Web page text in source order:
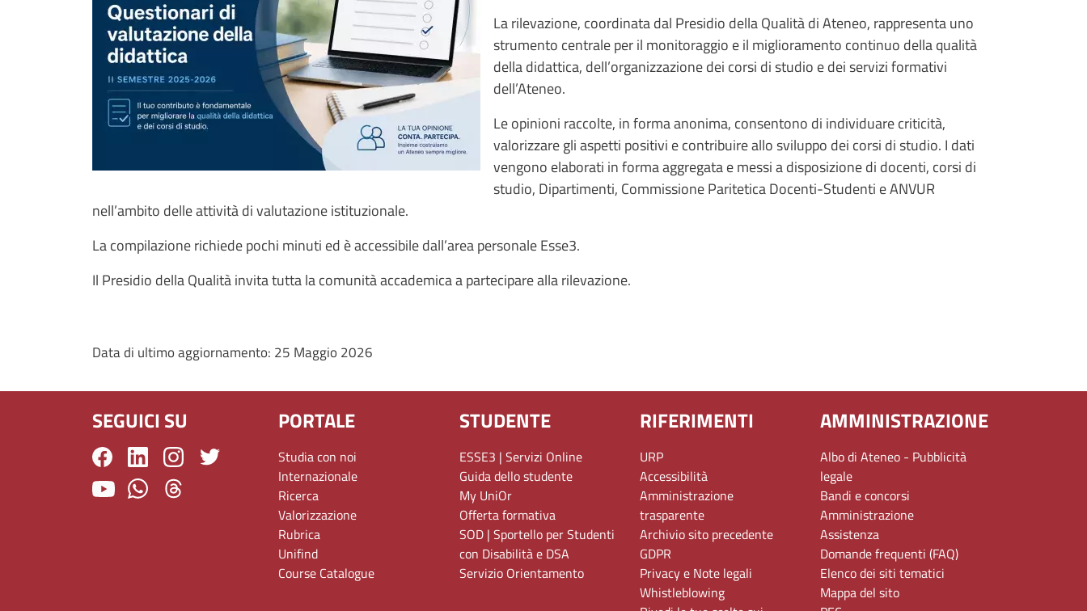
La rilevazione, coordinata dal Presidio della Qualità di Ateneo, rappresenta uno
strumento centrale per il monitoraggio e il miglioramento continuo della qualità
della didattica, dell’organizzazione dei corsi di studio e dei servizi formativi
dell’Ateneo.
Le opinioni raccolte, in forma anonima, consentono di individuare criticità,
valorizzare gli aspetti positivi e contribuire allo sviluppo dei corsi di studio. I dati
vengono elaborati in forma aggregata e messi a disposizione di docenti, corsi di
studio, Dipartimenti, Commissione Paritetica Docenti-Studenti e ANVUR
nell’ambito delle attività di valutazione istituzionale.
La compilazione richiede pochi minuti ed è accessibile dall’area personale Esse3.
Il Presidio della Qualità invita tutta la comunità accademica a partecipare alla rilevazione.
Data di ultimo aggiornamento: 25 Maggio 2026
SEGUICI SU PORTALE
Studia con noi
Internazionale
Ricerca
Valorizzazione
Rubrica
Unifind
Course Catalogue
STUDENTE
ESSE3 | Servizi Online
Guida dello studente
My UniOr
Offerta formativa
SOD | Sportello per Studenti
con Disabilità e DSA
Servizio Orientamento
RIFERIMENTI
URP
Accessibilità
Amministrazione
trasparente
Archivio sito precedente
GDPR
Privacy e Note legali
Whistleblowing
AMMINISTRAZIONE
Albo di Ateneo - Pubblicità
legale
Bandi e concorsi
Amministrazione
Assistenza
Domande frequenti (FAQ)
Elenco dei siti tematici
Mappa del sito